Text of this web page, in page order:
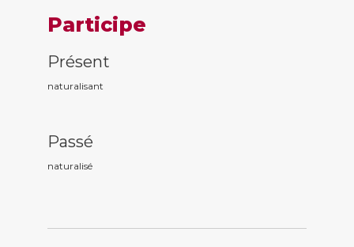
Participe
Présent
naturalisant
Passé
naturalisé